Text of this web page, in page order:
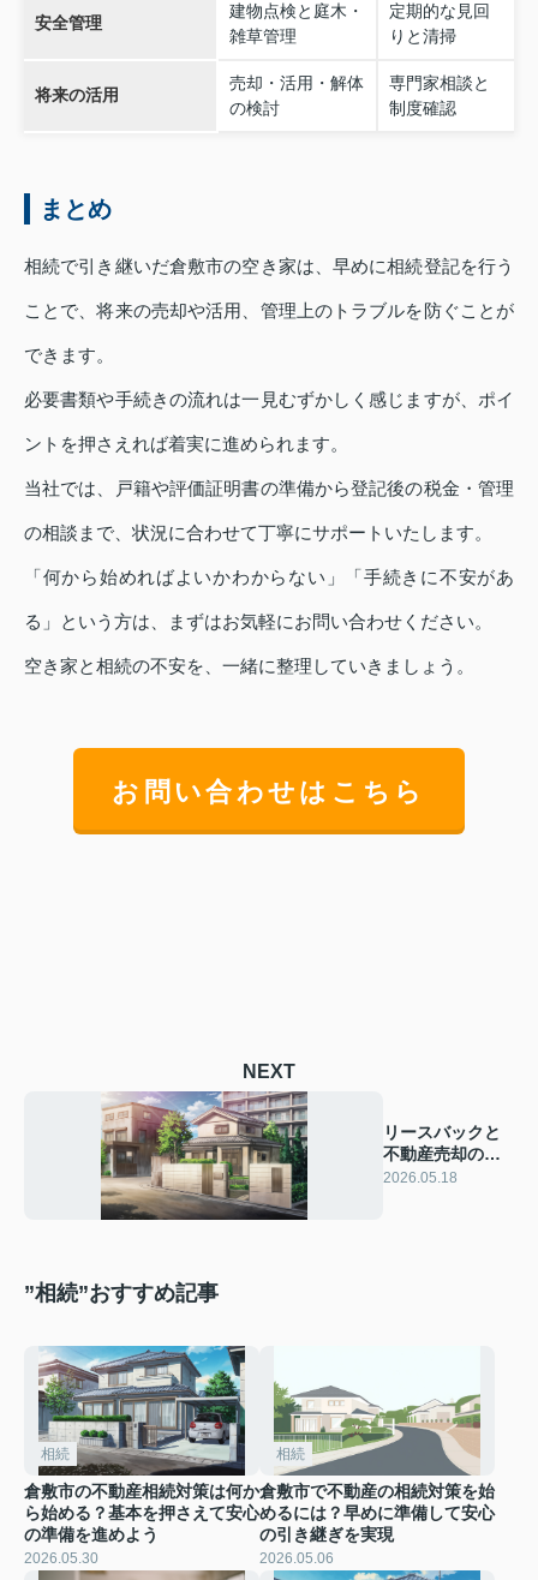
安全管理
建物点検と庭木・
雑草管理
定期的な見回
りと清掃
将来の活用
売却・活用・解体
の検討
専門家相談と
制度確認
まとめ
相続で引き継いだ倉敷市の空き家は、早めに相続登記を行う
ことで、将来の売却や活用、管理上のトラブルを防ぐことが
できます。
必要書類や手続きの流れは一見むずかしく感じますが、ポイ
ントを押さえれば着実に進められます。
当社では、戸籍や評価証明書の準備から登記後の税金・管理
の相談まで、状況に合わせて丁寧にサポートいたします。
「何から始めればよいかわからない」「手続きに不安があ
る」という方は、まずはお気軽にお問い合わせください。
空き家と相続の不安を、一緒に整理していきましょう。
お問い合わせはこちら
NEXT
リースバックと
不動産売却の違
いは？比較で分
2026.05.18
”相続”おすすめ記事
相続
倉敷市の不動産相続対策は何か
ら始める？基本を押さえて安心
の準備を進めよう
2026.05.30
相続
倉敷市で不動産の相続対策を始
めるには？早めに準備して安心
の引き継ぎを実現
2026.05.06